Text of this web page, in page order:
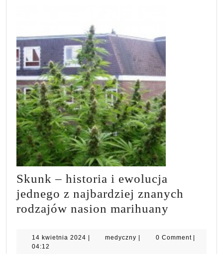
Skunk – historia i ewolucja
jednego z najbardziej znanych
rodzajów nasion marihuany
historia
14 kwietnia 2024 14
| medyczny medyczny
| 0 Comment |
04:12